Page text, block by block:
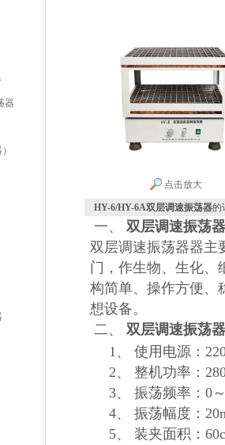
器
点击放大
HY-6/HY-6A双层调速振荡器的
一、
双层调速振荡
双层调速振荡器器主
门，作生物、生化、
构简单、操作方便、
想设备。
二、
双层调速振荡器
1、 使用电源：
2、 整机功率：
3、 振荡频率：0
4、 振荡幅度：
5、 装夹面积：